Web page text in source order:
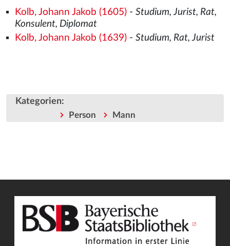
Kolb, Johann Jakob (1605)- Studium, Jurist, Rat,
Konsulent, Diplomat
Kolb, Johann Jakob (1639)- Studium, Rat, Jurist
Kategorien:
Person Mann